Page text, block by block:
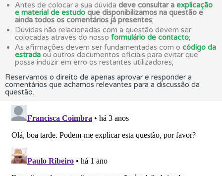
Antes de colocar a sua dúvida deve consultar a explicação
e material de estudo que disponibilizamos na questão e
ainda todos os comentários já presentes;
Dúvidas não relacionadas com a questão devem ser
colocadas através do nosso formulário de contacto;
As afirmações devem ser fundamentadas com o código da
estrada ou outros documentos oficiais para evitar que
possa induzir em erro os restantes utilizadores;
Reservamos o direito de apenas aprovar e responder a
comentários que achamos relevantes para a discussão da
questão.